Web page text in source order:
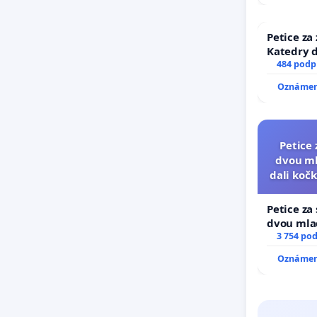
Petice
Katedry
484
Petice
dvou
dali
Petice
dvou
dali
3 754